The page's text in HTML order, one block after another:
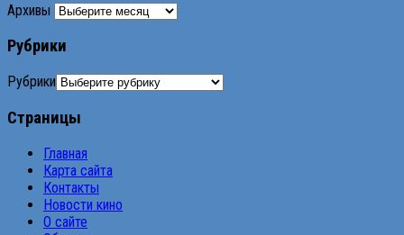
Архивы
Рубрики
Рубрики
Страницы
Главная
Карта сайта
Контакты
Новости кино
О сайте